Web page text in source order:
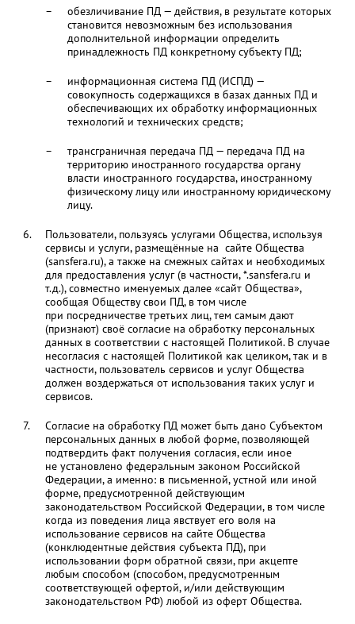
обезличивание ПД — действия, в результате которых
становится невозможным без использования
дополнительной информации определить
принадлежность ПД конкретному субъекту ПД;
информационная система ПД (ИСПД) —
совокупность содержащихся в базах данных ПД и
обеспечивающих их обработку информационных
технологий и технических средств;
трансграничная передача ПД — передача ПД на
территорию иностранного государства органу
власти иностранного государства, иностранному
физическому лицу или иностранному юридическому
лицу.
Пользователи, пользуясь услугами Общества, используя
сервисы и услуги, размещённые на сайте Общества
(sansfera.ru), а также на смежных сайтах и необходимых
для предоставления услуг (в частности, *.sansfera.ru и
т.д.), совместно именуемых далее «сайт Общества»,
сообщая Обществу свои ПД, в том числе
при посредничестве третьих лиц, тем самым дают
(признают) своё согласие на обработку персональных
данных в соответствии с настоящей Политикой. В случае
несогласия с настоящей Политикой как целиком, так и в
частности, пользователь сервисов и услуг Общества
должен воздержаться от использования таких услуг и
сервисов.
Согласие на обработку ПД может быть дано Субъектом
персональных данных в любой форме, позволяющей
подтвердить факт получения согласия, если иное
не установлено федеральным законом Российской
Федерации, а именно: в письменной, устной или иной
форме, предусмотренной действующим
законодательством Российской Федерации, в том числе
когда из поведения лица явствует его воля на
использование сервисов на сайте Общества
(конклюдентные действия субъекта ПД), при
использовании форм обратной связи, при акцепте
любым способом (способом, предусмотренным
соответствующей офертой, и/или действующим
законодательством РФ) любой из оферт Общества.